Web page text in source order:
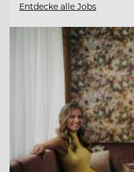
Entdecke alle Jobs